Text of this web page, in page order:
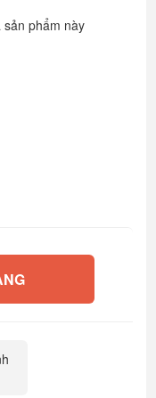
phẩm này